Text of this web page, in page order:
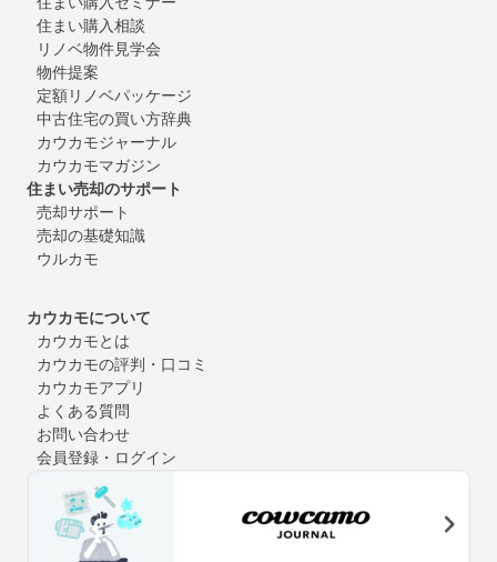
住まい購入相談
リノベ物件見学会
物件提案
定額リノベパッケージ
中古住宅の買い方辞典
カウカモジャーナル
カウカモマガジン
住まい売却のサポート
売却サポート
売却の基礎知識
ウルカモ
カウカモについて
カウカモとは
カウカモの評判・口コミ
カウカモアプリ
よくある質問
お問い合わせ
会員登録・ログイン